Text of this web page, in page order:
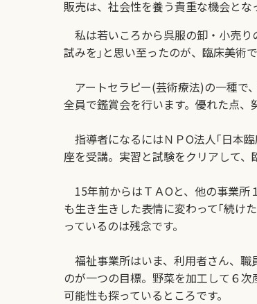
販売は、社会性を養う貴重な機会とな
私は若いころから呉服の卸・小売り
試みを｣と思い至ったのが、臨床美術で
アートセラピー(芸術療法)の一種で
全員で鑑賞会を行います。優れた点、
指導者になるにはＮＰО法人｢日本
座を受講。実習と試験をクリアして、
15年前からはＴＡОと、他の事業所
も生き生きした表情に変わって｢続け
っているのは残念です。
福祉事業所はいま、利用者さん、
のが一つの目標。野菜を加工して６
可能性も探っているところです。